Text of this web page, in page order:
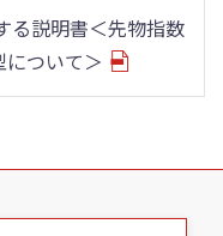
る説明書＜先物指数
ついて＞